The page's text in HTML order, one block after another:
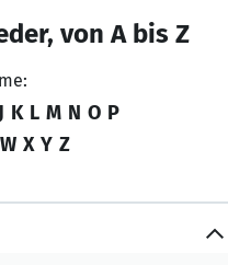
von A bis Z
J K L M N O P
W X Y Z